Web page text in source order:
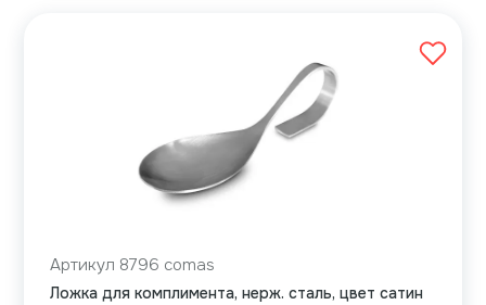
Артикул 8796 comas
Ложка для комплимента, нерж. сталь, цвет сатин